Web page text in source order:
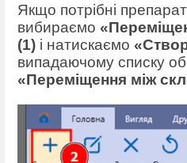
Якщо потрібні
вибираємо
(1) і натискаємо
випадаючому списку
«Переміщення між